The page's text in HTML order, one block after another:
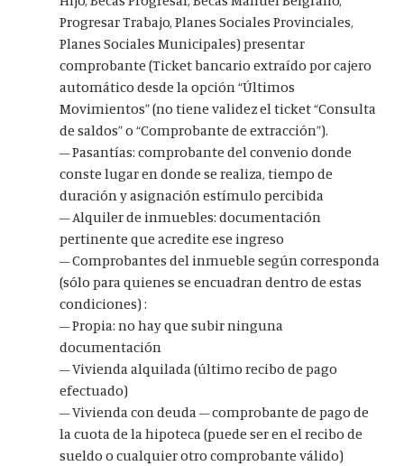
Progresar Trabajo, Planes Sociales Provinciales,
Planes Sociales Municipales) presentar
comprobante (Ticket bancario extraído por cajero
automático desde la opción “Últimos
Movimientos” (no tiene validez el ticket “Consulta
de saldos” o “Comprobante de extracción”).
– Pasantías: comprobante del convenio donde
conste lugar en donde se realiza, tiempo de
duración y asignación estímulo percibida
– Alquiler de inmuebles: documentación
pertinente que acredite ese ingreso
– Comprobantes del inmueble según corresponda
(sólo para quienes se encuadran dentro de estas
condiciones) :
– Propia: no hay que subir ninguna
documentación
– Vivienda alquilada (último recibo de pago
efectuado)
– Vivienda con deuda – comprobante de pago de
la cuota de la hipoteca (puede ser en el recibo de
sueldo o cualquier otro comprobante válido)